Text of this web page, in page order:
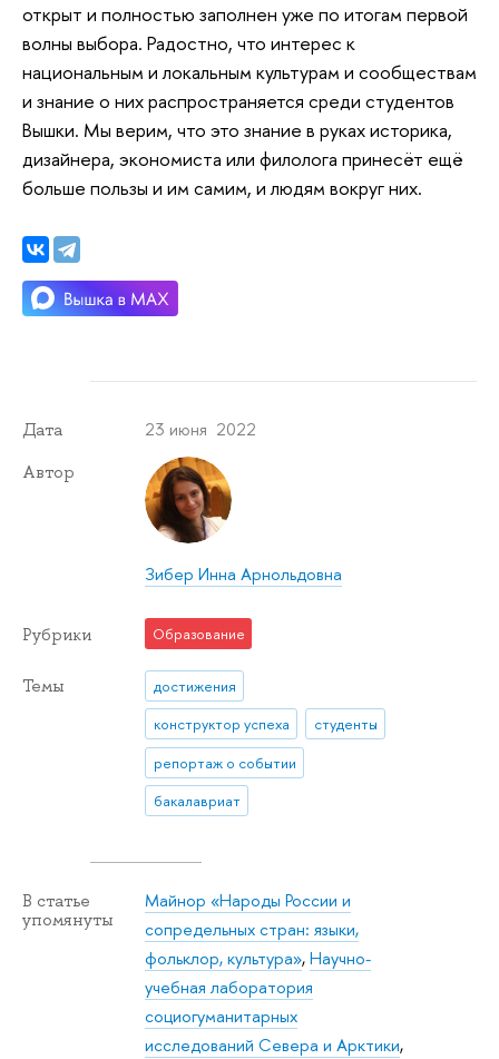
открыт и полностью заполнен уже по итогам первой
волны выбора. Радостно, что интерес к
национальным и локальным культурам и сообществам
и знание о них распространяется среди студентов
Вышки. Мы верим, что это знание в руках историка,
дизайнера, экономиста или филолога принесёт ещё
больше пользы и им самим, и людям вокруг них.
Дата 23 июня 2022
Автор
Зибер Инна Арнольдовна
Рубрики Образование
Темы
достижения
конструктор успеха
студенты
репортаж о событии
бакалавриат
В статье
упомянуты
Майнор «Народы России и
сопредельных стран: языки,
фольклор, культура»,Научно-
учебная лаборатория
социогуманитарных
исследований Севера и Арктики,